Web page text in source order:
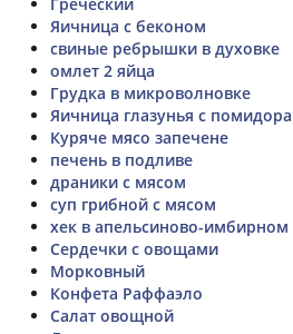
Яичница с беконом
свиные ребрышки в духовке
омлет 2 яйца
Грудка в микроволновке
Яичница глазунья с
Куряче мясо запечене
печень в подливе
драники с мясом
суп грибной с мясом
хек в апельсиново-имбирном
Сердечки с овощами
Морковный
Конфета Раффаэло
Салат овощной